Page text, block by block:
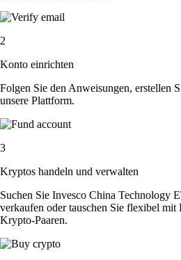
2
Konto einrichten
Folgen Sie den Anweisungen, erstellen
unsere Plattform.
3
Kryptos handeln und verwalten
Suchen Sie Invesco China Technology
verkaufen oder tauschen Sie flexibel
Krypto-Paaren.